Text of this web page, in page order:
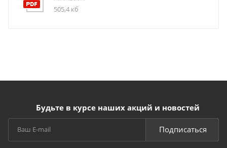
505,4 кб
Будьте в курсе наших акций и новостей
Подписаться